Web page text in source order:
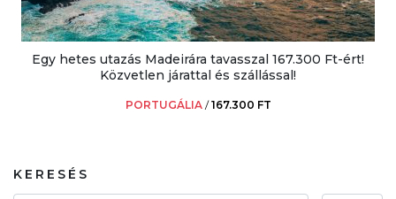
Egy hetes utazás Madeirára tavasszal 167.300 Ft-ért!
Közvetlen járattal és szállással!
PORTUGÁLIA /167.300 FT
KERESÉS